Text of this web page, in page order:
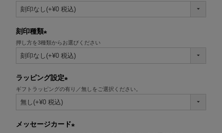
須)
刻印種類
(必
須)
押し方を3種類からお選びください
ラッピング設定
(必
ギフトラッピングの有り／無しをご選択ください。
メッセージカード